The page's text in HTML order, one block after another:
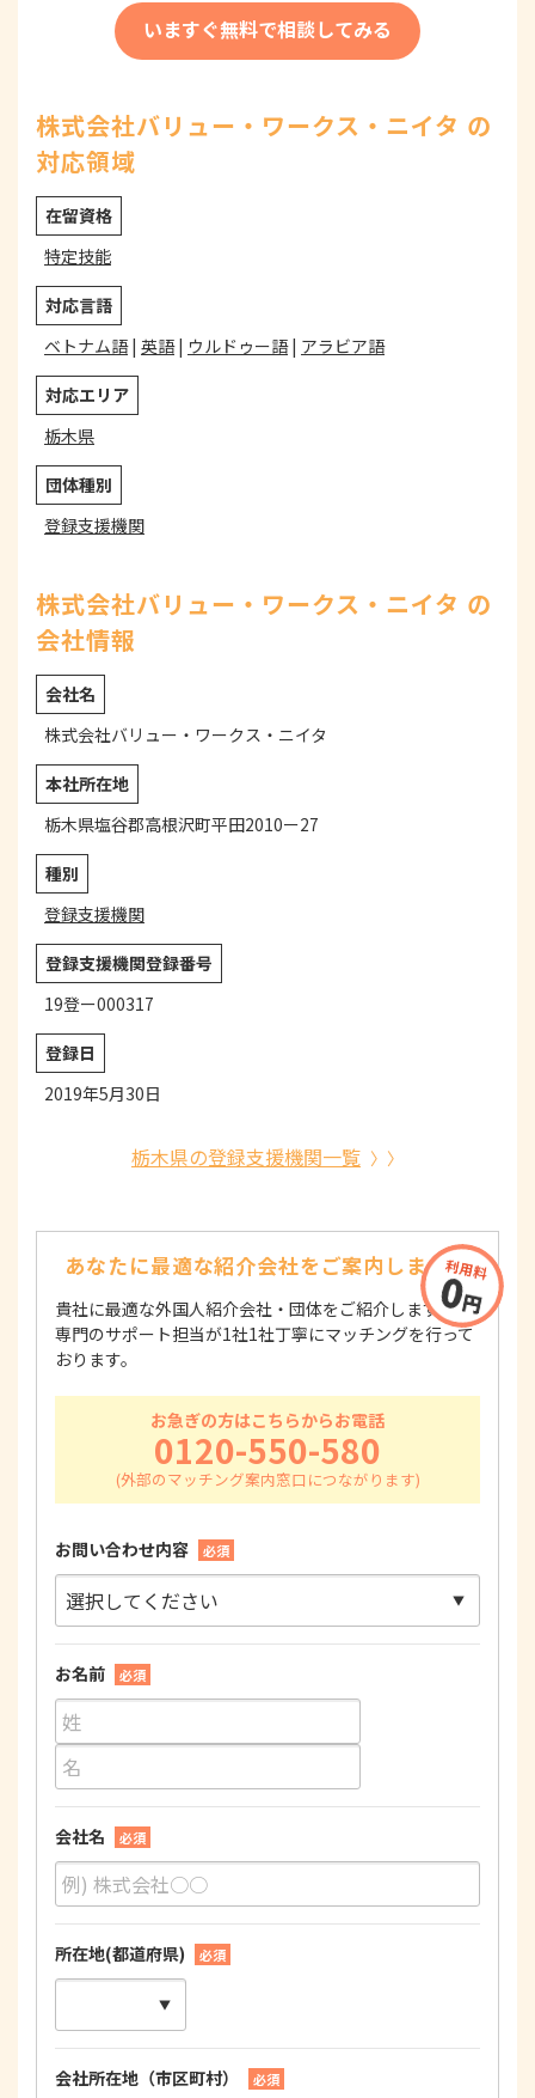
いますぐ無料で相談してみる
株式会社バリュー・ワークス・ニイタ の
対応領域
在留資格
特定技能
対応言語
ベトナム語| 英語| ウルドゥー語| アラビア語
対応エリア
栃木県
団体種別
登録支援機関
株式会社バリュー・ワークス・ニイタ の
会社情報
会社名
株式会社バリュー・ワークス・ニイタ
本社所在地
栃木県塩谷郡高根沢町平田2010ー27
種別
登録支援機関
登録支援機関登録番号
19登ー000317
登録日
2019年5月30日
栃木県の登録支援機関一覧
あなたに最適な紹介会社をご案内します！
貴社に最適な外国人紹介会社・団体をご紹介します！
専門のサポート担当が1社1社丁寧にマッチングを行って
おります。
お急ぎの方はこちらからお電話
0120-550-580
お問い合わせ内容 必須
お名前 必須
会社名 必須
所在地(都道府県) 必須
会社所在地（市区町村） 必須